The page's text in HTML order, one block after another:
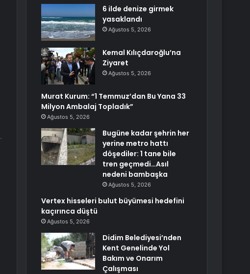
6 ilde denize girmek
yasaklandı
Ağustos 5, 2026
Kemal Kılıçdaroğlu’na
Ziyaret
Ağustos 5, 2026
Murat Kurum: “1 Temmuz’dan Bu Yana 33
Milyon Ambalaj Topladık”
Ağustos 5, 2026
Bugüne kadar şehrin her
yerine metro hattı
döşediler: 1 tane bile
tren geçmedi…Asıl
nedeni bambaşka
Ağustos 5, 2026
Vertex hisseleri bulut büyümesi hedefini
kaçırınca düştü
Ağustos 5, 2026
Didim Belediyesi’nden
Kent Genelinde Yol
Bakım ve Onarım
Çalışması